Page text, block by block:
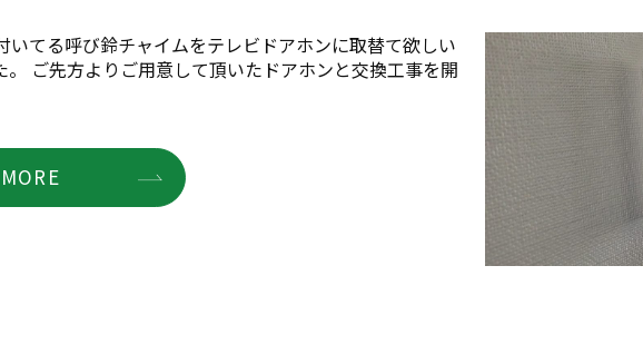
てる呼び鈴チャイムをテレビドアホンに取替て欲しい
ご先方よりご用意して頂いたドアホンと交換工事を開
MORE